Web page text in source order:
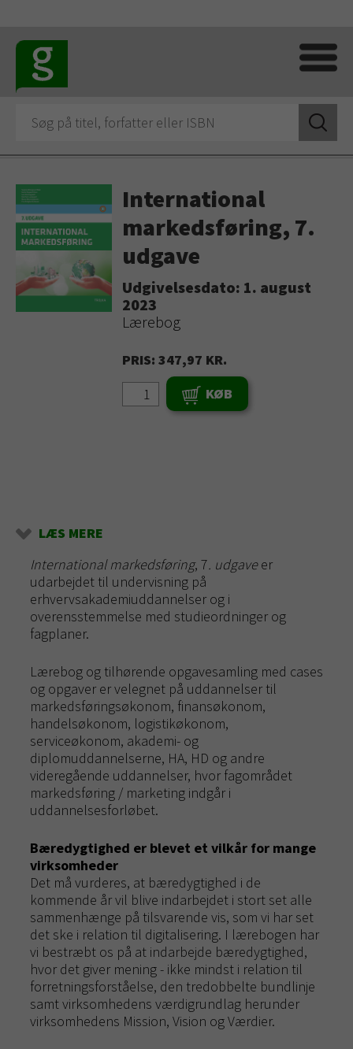
International
markedsføring, 7.
udgave
Udgivelsesdato: 1. august
2023
Lærebog
PRIS: 347,97 KR.
KØB
LÆS MERE
International markedsføring, 7. udgaveer
udarbejdet til undervisning på
erhvervsakademiuddannelser og i
overensstemmelse med studieordninger og
fagplaner.
Lærebog og tilhørende opgavesamling med cases
og opgaver er velegnet på uddannelser til
markedsføringsøkonom, finansøkonom,
handelsøkonom, logistikøkonom,
serviceøkonom, akademi- og
diplomuddannelserne, HA, HD og andre
videregående uddannelser, hvor fagområdet
markedsføring / marketing indgår i
uddannelsesforløbet.
Bæredygtighed er blevet et vilkår for mange
virksomheder
Det må vurderes, at bæredygtighed i de
kommende år vil blive indarbejdet i stort set alle
sammenhænge på tilsvarende vis, som vi har set
det ske i relation til digitalisering. I lærebogen har
vi bestræbt os på at indarbejde bæredygtighed,
hvor det giver mening - ikke mindst i relation til
forretningsforståelse, den tredobbelte bundlinje
samt virksomhedens værdigrundlag herunder
virksomhedens Mission, Vision og Værdier.